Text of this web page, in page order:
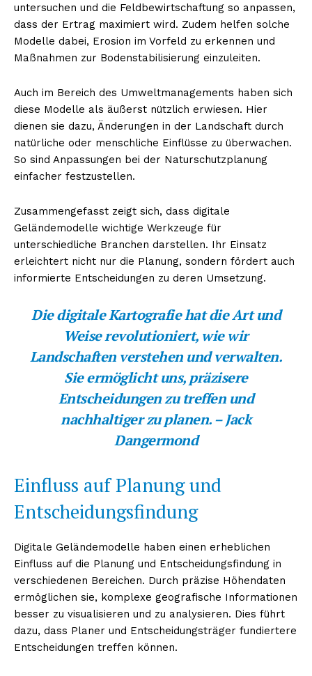
untersuchen und die Feldbewirtschaftung so anpassen,
dass der Ertrag maximiert wird. Zudem helfen solche
Modelle dabei, Erosion im Vorfeld zu erkennen und
Maßnahmen zur Bodenstabilisierung einzuleiten.
Auch im Bereich des Umweltmanagements haben sich
diese Modelle als äußerst nützlich erwiesen. Hier
dienen sie dazu, Änderungen in der Landschaft durch
natürliche oder menschliche Einflüsse zu überwachen.
So sind Anpassungen bei der Naturschutzplanung
einfacher festzustellen.
Zusammengefasst zeigt sich, dass digitale
Geländemodelle wichtige Werkzeuge für
unterschiedliche Branchen darstellen. Ihr Einsatz
erleichtert nicht nur die Planung, sondern fördert auch
informierte Entscheidungen zu deren Umsetzung.
Die digitale Kartografie hat die Art und
Weise revolutioniert, wie wir
Landschaften verstehen und verwalten.
Sie ermöglicht uns, präzisere
Entscheidungen zu treffen und
nachhaltiger zu planen. – Jack
Dangermond
Einfluss auf Planung und
Entscheidungsfindung
Digitale Geländemodelle haben einen erheblichen
Einfluss auf die Planung und Entscheidungsfindung in
verschiedenen Bereichen. Durch präzise Höhendaten
ermöglichen sie, komplexe geografische Informationen
besser zu visualisieren und zu analysieren. Dies führt
dazu, dass Planer und Entscheidungsträger fundiertere
Entscheidungen treffen können.